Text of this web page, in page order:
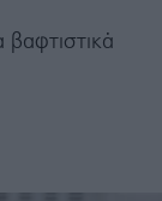
βαφτιστικά